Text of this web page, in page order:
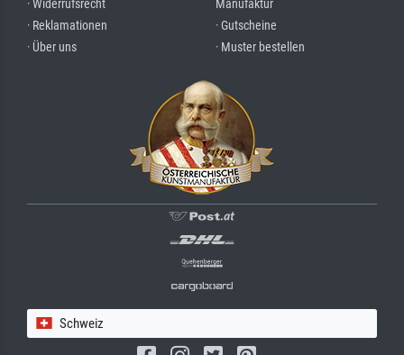
· Widerrufsrecht
· Reklamationen
· Über uns
Manufaktur
· Gutscheine
· Muster bestellen
Schweiz